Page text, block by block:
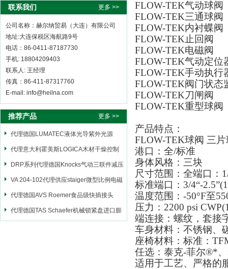
联系我们 更多 >>
公司名称：赫尔纳贸易（大连）有限公司
地址:大连保税区海航路9号
电话：86-0411-87187730
手机: 18804209403
联系人: 王经理
传真：86-411-87317760
E-mail: info@heilna.com
推荐产品 更多 >>
代理德国LUMATEC液体光导紫外光源
代理意大利霍美斯LOGICA木材干燥控制
仪
DRP系列代理德国Knocks气动三联件减压
阀
VA 204-102代理供应staiger微型比例电磁
阀
代理德国AVS Roemer食品级快插接头
代理德国TAS Schaefer机械锁紧盘进口膨
FLOW-TEK气动球阀
FLOW-TEK三通球阀
FLOW-TEK内衬蝶阀
FLOW-TEK止回阀
FLOW-TEK电磁阀
FLOW-TEK气动定位
FLOW-TEK手动执行
FLOW-TEK阀门状态
FLOW-TEK刀闸阀
FLOW-TEK重型球阀
产品特点：
FLOW-TEK球阀 三
港口：全/标准
身体风格：三块
尺寸范围：全端口：
标准端口：3/4“-
温度范围：-50°F至
压力：2200 psi
端连接：螺纹，套接
车身材料：不锈钢、
座椅材料：标准：
任选：泰克-菲尔®*
适用于工艺、严格的